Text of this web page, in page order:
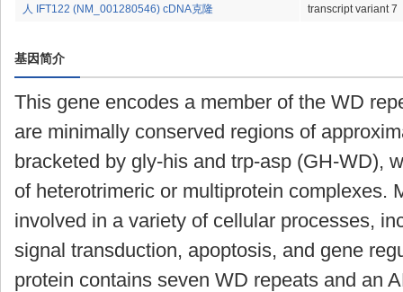
人 IFT122 (NM_001280546) cDNA克隆 transcript variant 7
基因简介
This gene encodes a member of the WD
are minimally conserved regions of
bracketed by gly-his and trp-asp (GH-WD),
of heterotrimeric or multiprotein complexes.
involved in a variety of cellular processes,
signal transduction, apoptosis, and gene
protein contains seven WD repeats and an